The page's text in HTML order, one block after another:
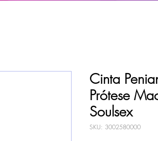
Cinta
Prótese
Soulsex
SKU: 3002580000